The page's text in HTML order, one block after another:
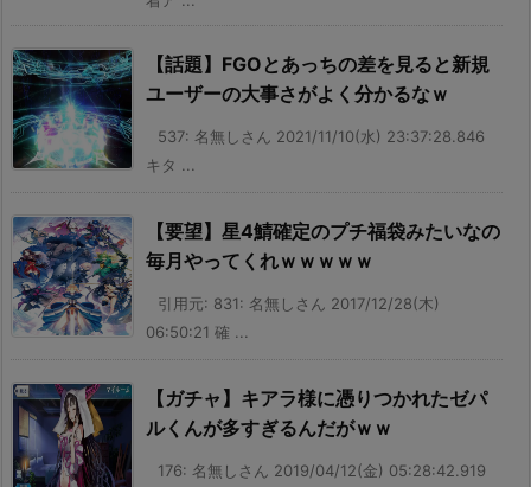
【話題】FGOとあっちの差を見ると新規
ユーザーの大事さがよく分かるなｗ
537: 名無しさん 2021/11/10(水) 23:37:28.846
キタ ...
【要望】星4鯖確定のプチ福袋みたいなの
毎月やってくれｗｗｗｗｗ
引用元: 831: 名無しさん 2017/12/28(木)
06:50:21 確 ...
【ガチャ】キアラ様に憑りつかれたゼパ
ルくんが多すぎるんだがｗｗ
176: 名無しさん 2019/04/12(金) 05:28:42.919